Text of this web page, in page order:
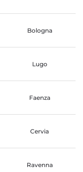
Bologna
Lugo
Faenza
Cervia
Ravenna